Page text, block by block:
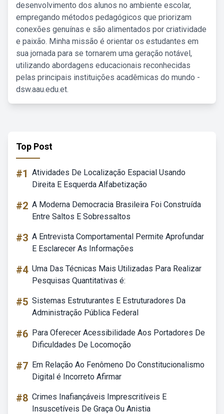
desenvolvimento dos alunos no ambiente escolar,
empregando métodos pedagógicos que priorizam
conexões genuínas e são alimentados por criatividade
e paixão. Minha missão é orientar os estudantes em
sua jornada para se tornarem uma geração notável,
utilizando abordagens educacionais reconhecidas
pelas principais instituições acadêmicas do mundo -
dsw.aau.edu.et.
Top Post
#1 Atividades De Localização Espacial Usando
Direita E Esquerda Alfabetização
#2 A Moderna Democracia Brasileira Foi Construída
Entre Saltos E Sobressaltos
#3 A Entrevista Comportamental Permite Aprofundar
E Esclarecer As Informações
#4 Uma Das Técnicas Mais Utilizadas Para Realizar
Pesquisas Quantitativas é:
#5 Sistemas Estruturantes E Estruturadores Da
Administração Pública Federal
#6 Para Oferecer Acessibilidade Aos Portadores De
Dificuldades De Locomoção
#7 Em Relação Ao Fenômeno Do Constitucionalismo
Digital é Incorreto Afirmar
#8 Crimes Inafiançáveis Imprescritíveis E
Insuscetíveis De Graça Ou Anistia